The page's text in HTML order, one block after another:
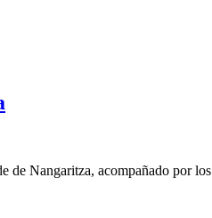
Nangaritza, acompañado por los